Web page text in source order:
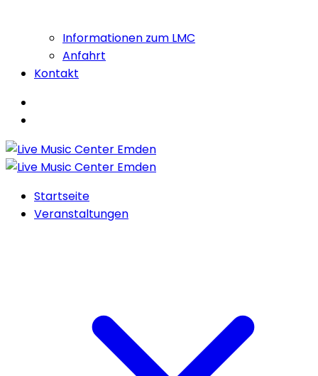
Informationen zum LMC
Anfahrt
Kontakt
Startseite
Veranstaltungen